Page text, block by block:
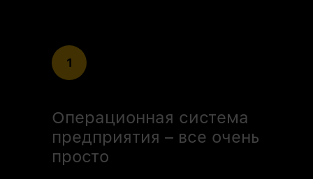
1
Операционная система
предприятия – все очень
просто